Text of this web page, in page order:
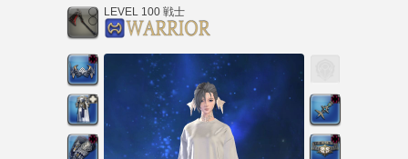
LEVEL 100 戦士